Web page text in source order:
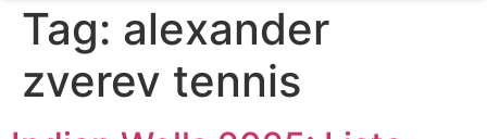
Tag: alexander
zverev tennis